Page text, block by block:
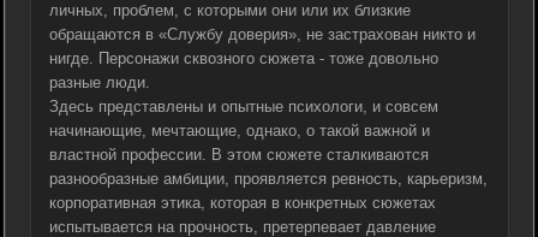
личных, проблем, с которыми они или их близкие
обращаются в «Службу доверия», не застрахован никто и
нигде. Персонажи сквозного сюжета - тоже довольно
разные люди.
Здесь представлены и опытные психологи, и совсем
начинающие, мечтающие, однако, о такой важной и
властной профессии. В этом сюжете сталкиваются
разнообразные амбиции, проявляется ревность, карьеризм,
корпоративная этика, которая в конкретных сюжетах
испытывается на прочность, претерпевает давление